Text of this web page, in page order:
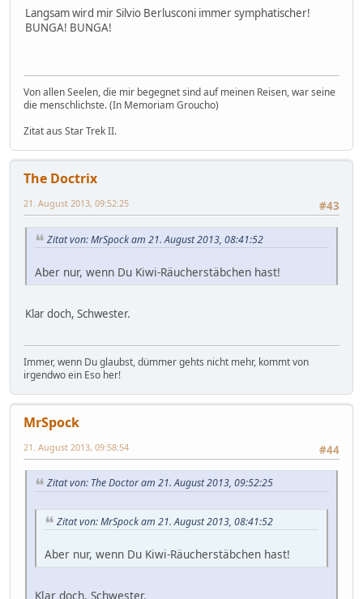
Langsam wird mir Silvio Berlusconi immer symphatischer!
BUNGA! BUNGA!
Von allen Seelen, die mir begegnet sind auf meinen Reisen, war seine
die menschlichste. (In Memoriam Groucho)
Zitat aus Star Trek II.
The Doctrix
#43
21. August 2013, 09:52:25
Zitat von: MrSpock am 21. August 2013, 08:41:52
Aber nur, wenn Du Kiwi-Räucherstäbchen hast!
Klar doch, Schwester.
Immer, wenn Du glaubst, dümmer gehts nicht mehr, kommt von
irgendwo ein Eso her!
MrSpock
#44
21. August 2013, 09:58:54
Zitat von: The Doctor am 21. August 2013, 09:52:25
Zitat von: MrSpock am 21. August 2013, 08:41:52
Aber nur, wenn Du Kiwi-Räucherstäbchen hast!
Klar doch, Schwester.